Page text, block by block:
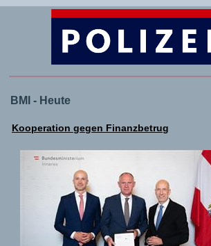
BMI - Heute
Kooperation gegen Finanzbetrug